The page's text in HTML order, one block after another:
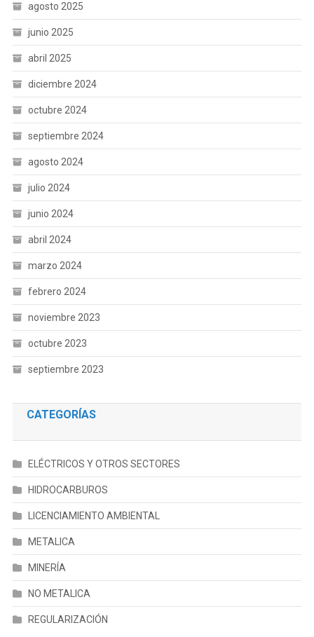
agosto 2025
junio 2025
abril 2025
diciembre 2024
octubre 2024
septiembre 2024
agosto 2024
julio 2024
junio 2024
abril 2024
marzo 2024
febrero 2024
noviembre 2023
octubre 2023
septiembre 2023
CATEGORÍAS
ELÉCTRICOS Y OTROS SECTORES
HIDROCARBUROS
LICENCIAMIENTO AMBIENTAL
METALICA
MINERÍA
NO METALICA
REGULARIZACIÓN